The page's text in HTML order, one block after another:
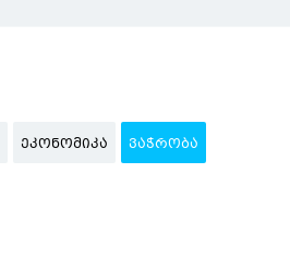
ᲔᲙᲝᲜᲝᲛᲘᲙᲐ ᲕᲐᲭᲠᲝᲑᲐ